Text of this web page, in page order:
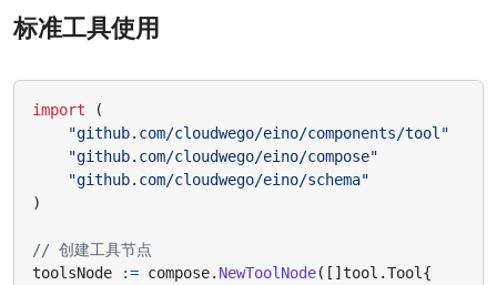
标准工具使用
import
(
"github.com/cloudwego/eino/components/tool"
"github.com/cloudwego/eino/compose"
"github.com/cloudwego/eino/schema"
)
// 创建工具节点
toolsNode
:= compose. NewToolNode([]tool .Tool {